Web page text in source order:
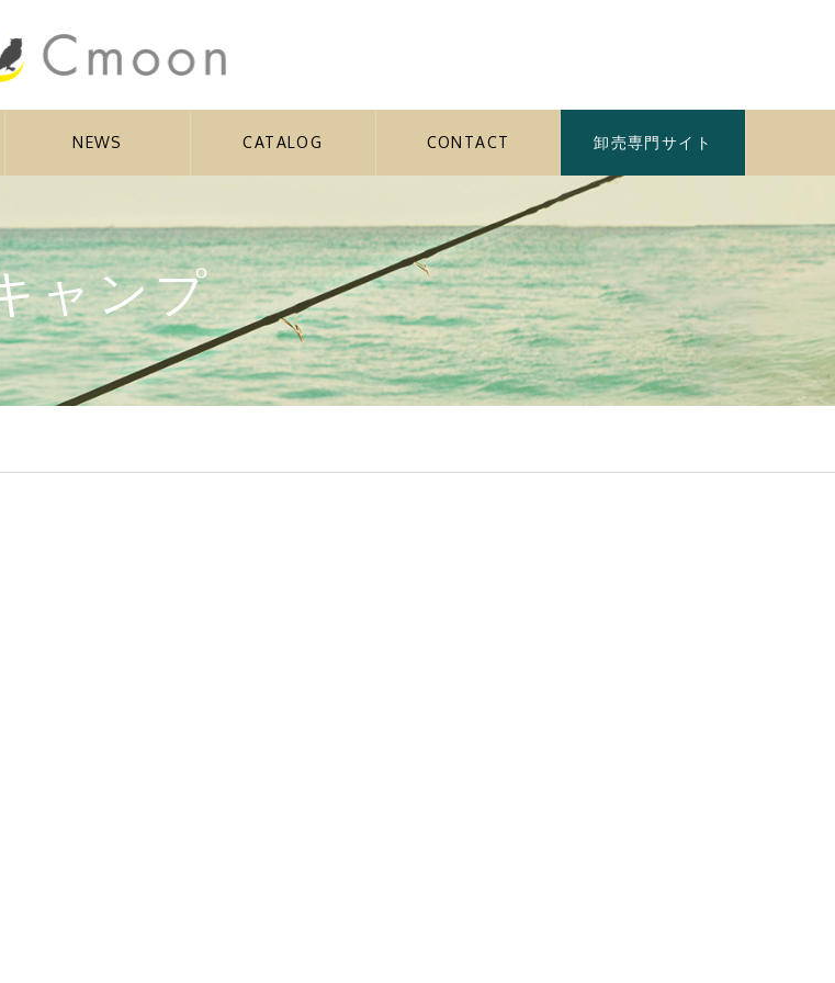
NEWS CATALOG CONTACT 卸売専門サイト
ャンプ